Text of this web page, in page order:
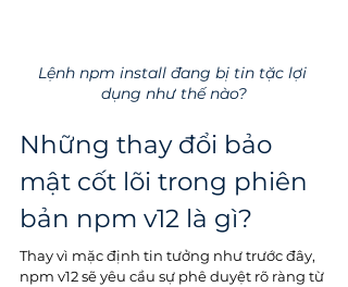
Lệnh npm install đang bị tin tặc lợi
dụng như thế nào?
Những thay đổi bảo
mật cốt lõi trong phiên
bản npm v12 là gì?
Thay vì mặc định tin tưởng như trước đây,
npm v12 sẽ yêu cầu sự phê duyệt rõ ràng từ